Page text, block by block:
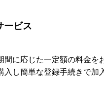
ービス
間に応じた一定額の料金
入し簡単な登録手続きで加